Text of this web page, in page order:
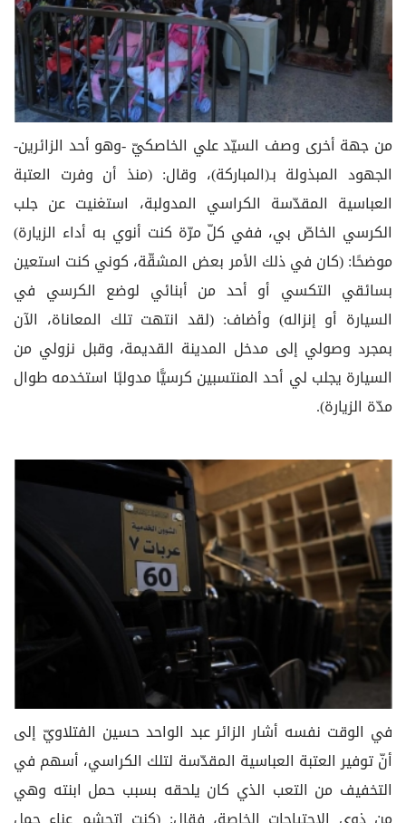
من جهة أخرى وصف السيّد علي الخاصكيّ -وهو أحد الزائرين-
الجهود المبذولة بـ(المباركة)، وقال: (منذ أن وفرت العتبة
العباسية المقدّسة الكراسي المدولبة، استغنيت عن جلب
الكرسي الخاصّ بي، ففي كلّ مرّة كنت أنوي به أداء الزيارة)
موضحًا: (كان في ذلك الأمر بعض المشقّة، كوني كنت استعين
بسائقي التكسي أو أحد من أبنائي لوضع الكرسي في
السيارة أو إنزاله) وأضاف: (لقد انتهت تلك المعاناة، الآن
بمجرد وصولي إلى مدخل المدينة القديمة، وقبل نزولي من
السيارة يجلب لي أحد المنتسبين كرسيًّا مدولبًا استخدمه طوال
مدّة الزيارة).
في الوقت نفسه أشار الزائر عبد الواحد حسين الفتلاويّ إلى
أنّ توفير العتبة العباسية المقدّسة لتلك الكراسي، أسهم في
التخفيف من التعب الذي كان يلحقه بسبب حمل ابنته وهي